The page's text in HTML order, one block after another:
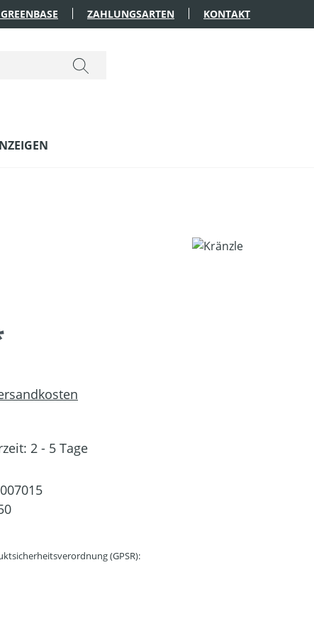
ZAHLUNGSARTEN KONTAKT
2 - 5 Tage
(GPSR):